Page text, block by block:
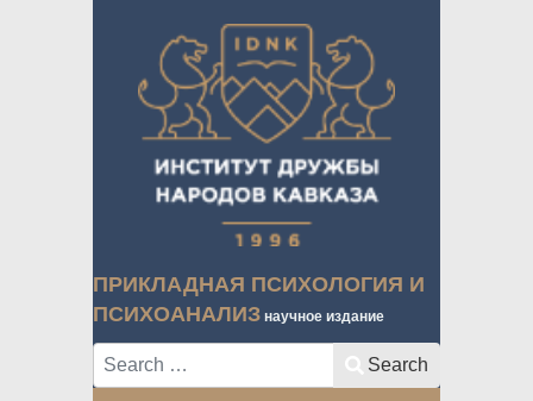
ПРИКЛАДНАЯ ПСИХОЛОГИЯ И
ПСИХОАНАЛИЗ научное издание
Search Search